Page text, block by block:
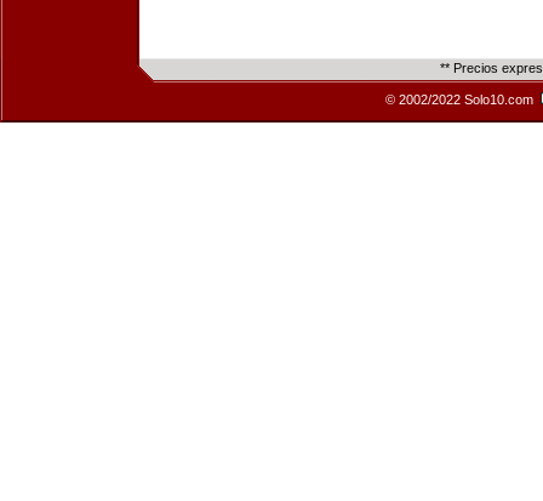
** Precios
© 2002/2022 Solo10.com